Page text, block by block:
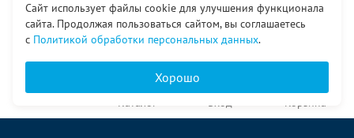
Сайт использует файлы cookie для улучшения функционала
сайта. Продолжая пользоваться сайтом, вы соглашаетесь
с Политикой обработки персональных данных.
Хорошо